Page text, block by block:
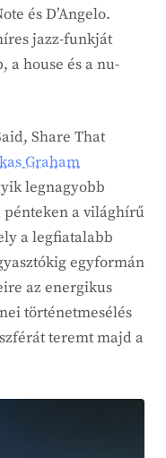
és D’Angelo.
jazz-funkját
a house és a nu-
Share That
Graham
legnagyobb
pénteken a világhírű
a legfiatalabb
egyformán
az energikus
történetmesélés
teremt majd a